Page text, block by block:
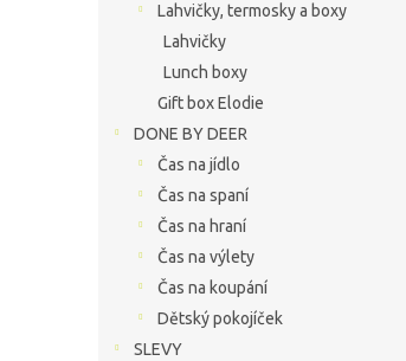
Lahvičky, termosky a boxy
Lahvičky
Lunch boxy
Gift box Elodie
DONE BY DEER
Čas na jídlo
Čas na spaní
Čas na hraní
Čas na výlety
Čas na koupání
Dětský pokojíček
SLEVY